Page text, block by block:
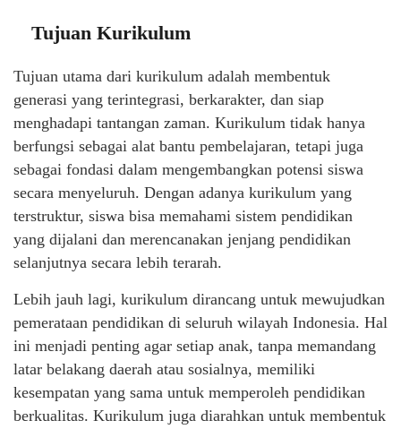
Tujuan Kurikulum
Tujuan utama dari kurikulum adalah membentuk
generasi yang terintegrasi, berkarakter, dan siap
menghadapi tantangan zaman. Kurikulum tidak hanya
berfungsi sebagai alat bantu pembelajaran, tetapi juga
sebagai fondasi dalam mengembangkan potensi siswa
secara menyeluruh. Dengan adanya kurikulum yang
terstruktur, siswa bisa memahami sistem pendidikan
yang dijalani dan merencanakan jenjang pendidikan
selanjutnya secara lebih terarah.
Lebih jauh lagi, kurikulum dirancang untuk mewujudkan
pemerataan pendidikan di seluruh wilayah Indonesia. Hal
ini menjadi penting agar setiap anak, tanpa memandang
latar belakang daerah atau sosialnya, memiliki
kesempatan yang sama untuk memperoleh pendidikan
berkualitas. Kurikulum juga diarahkan untuk membentuk